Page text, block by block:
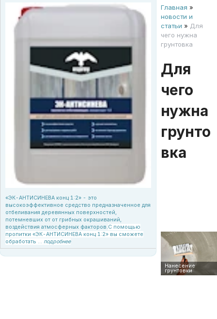
«ЭК-АНТИСИНЕВА конц 1:2» - это
высокоэффективное средство предназначенное для
отбеливания деревянных поверхностей,
потемневших от от грибных окрашиваний,
воздействия атмосферных факторов.С помощью
пропитки «ЭК-АНТИСИНЕВА конц 1:2» вы сможете
обработать ... подробнее
Главная »
новости и
статьи » Для
чего нужна
грунтовка
Для
чего
нужна
грунто
вка